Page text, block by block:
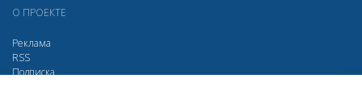
О ПРОЕКТЕ
Реклама
RSS
Подписка